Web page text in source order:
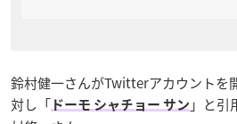
鈴村健一さんがTwitterアカウントを
対し「 ドーモ シャチョー サン 」と引